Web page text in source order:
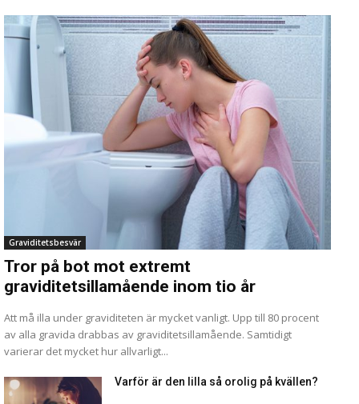
Graviditetsbesvär
Tror på bot mot extremt
graviditetsillamående inom tio år
Att må illa under graviditeten är mycket vanligt. Upp till 80 procent
av alla gravida drabbas av graviditetsillamående. Samtidigt
varierar det mycket hur allvarligt...
Varför är den lilla så orolig på kvällen?